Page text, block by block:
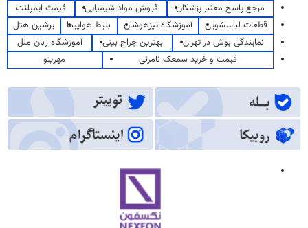
مرجع پاسخ معتبر پزشکان
فروش مواد شیمیایی
قیمت ایمپلنت
قطعات لباسشویی
آموزشگاه تیزهوشان بلیط هواپیما
پرشین هتل
نمایندگی بوش در تهران
بهترین جراح بینی
آموزشگاه زبان ملل
قیمت و خرید سمعک نامرئی
مهرینو